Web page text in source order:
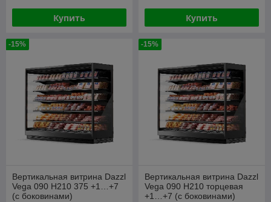
Купить Купить
-15%
Вертикальная витрина Dazzl
Vega 090 H210 375 +1…+7
(с боковинами)
-15%
Вертикальная витрина Dazzl
Vega 090 H210 торцевая
+1…+7 (с боковинами)